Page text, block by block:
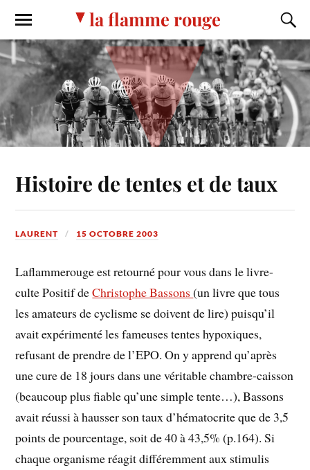
la flamme rouge
Histoire de tentes et de taux
LAURENT 15 OCTOBRE 2003
Laflammerouge est retourné pour vous dans le livre-
culte Positif deChristophe Bassons(un livre que tous
les amateurs de cyclisme se doivent de lire) puisqu’il
avait expérimenté les fameuses tentes hypoxiques,
refusant de prendre de l’EPO. On y apprend qu’après
une cure de 18 jours dans une véritable chambre-caisson
(beaucoup plus fiable qu’une simple tente…), Bassons
avait réussi à hausser son taux d’hématocrite que de 3,5
points de pourcentage, soit de 40 à 43,5% (p.164). Si
chaque organisme réagit différemment aux stimulis